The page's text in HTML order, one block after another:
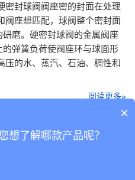
密封球阀阀座密的封面在处理
阀座想匹配，球阀整个密封面
磨。硬密封球阀的金属阀座
弹簧负荷使阀座环与球面形
压的水、蒸汽、石油、稠性和
阅读更多»
号-2
限公司
×
想了解哪款产品呢？